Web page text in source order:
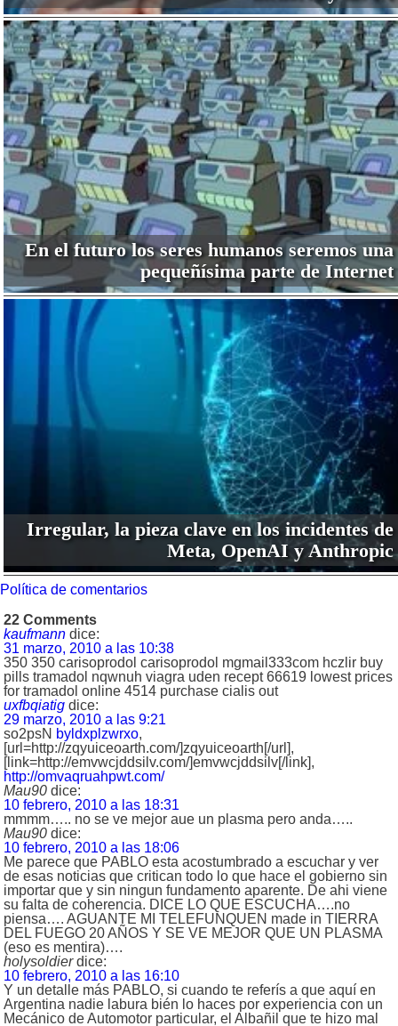
En el futuro los seres humanos seremos una
pequeñísima parte de Internet
Irregular, la pieza clave en los incidentes de
Meta, OpenAI y Anthropic
Política de comentarios
22 Comments
kaufmann dice:
31 marzo, 2010 a las 10:38
350 350 carisoprodol carisoprodol mgmail333com hczlir buy
pills tramadol nqwnuh viagra uden recept 66619 lowest prices
for tramadol online 4514 purchase cialis out
uxfbqiatig dice:
29 marzo, 2010 a las 9:21
so2psN byldxplzwrxo,
[url=http://zqyuiceoarth.com/]zqyuiceoarth[/url],
[link=http://emvwcjddsilv.com/]emvwcjddsilv[/link],
http://omvaqruahpwt.com/
Mau90 dice:
10 febrero, 2010 a las 18:31
mmmm….. no se ve mejor aue un plasma pero anda…..
Mau90 dice:
10 febrero, 2010 a las 18:06
Me parece que PABLO esta acostumbrado a escuchar y ver
de esas noticias que critican todo lo que hace el gobierno sin
importar que y sin ningun fundamento aparente. De ahi viene
su falta de coherencia. DICE LO QUE ESCUCHA….no
piensa…. AGUANTE MI TELEFUNQUEN made in TIERRA
DEL FUEGO 20 AÑOS Y SE VE MEJOR QUE UN PLASMA
(eso es mentira)….
holysoldier dice:
10 febrero, 2010 a las 16:10
Y un detalle más PABLO, si cuando te referís a que aquí en
Argentina nadie labura bién lo haces por experiencia con un
Mecánico de Automotor particular, el Albañil que te hizo mal